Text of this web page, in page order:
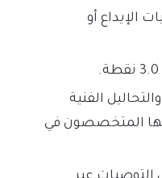
الإيداع أو
الفنية
المتخصصون في